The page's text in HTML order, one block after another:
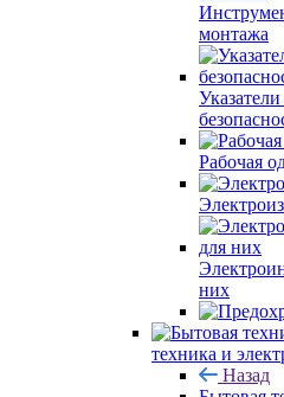
монтажа
Рабочая
них
техника и
Назад